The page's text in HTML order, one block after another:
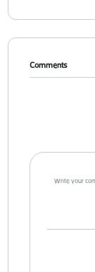
Comments